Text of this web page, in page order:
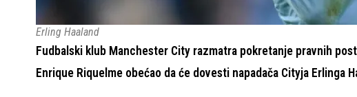
Erling Haaland
Fudbalski klub Manchester City razmatra pokretanje pravnih
Enrique Riquelme obećao da će dovesti napadača Cityja Erlinga